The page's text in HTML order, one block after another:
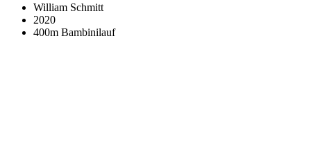
William Schmitt
2020
400m Bambinilauf